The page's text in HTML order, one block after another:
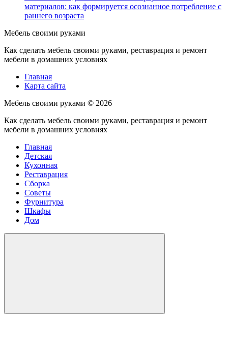
материалов: как формируется осознанное потребление с
раннего возраста
Мебель своими руками
Как сделать мебель своими руками, реставрация и ремонт
мебели в домашних условиях
Главная
Карта сайта
Мебель своими руками © 2026
Как сделать мебель своими руками, реставрация и ремонт
мебели в домашних условиях
Главная
Детская
Кухонная
Реставрация
Сборка
Советы
Фурнитура
Шкафы
Дом